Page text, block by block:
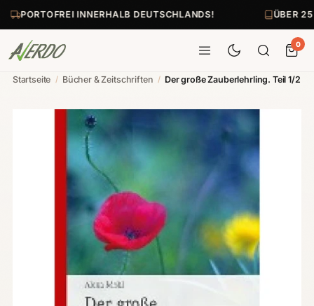
PORTOFREI INNERHALB DEUTSCHLANDS! ÜBER
0
Startseite / Bücher & Zeitschriften / Der große Zauberlehrling. Teil 1/2